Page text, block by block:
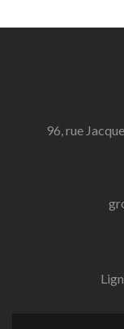
96, rue